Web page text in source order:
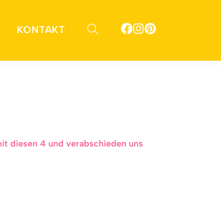
KONTAKT
diesen 4 und verabschieden uns